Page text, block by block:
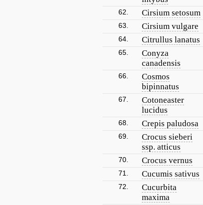
62. Cirsium setosum
63.
Cirsium vulgare
64.
Citrullus lanatus
65.
Conyza
canadensis
66.
Cosmos
bipinnatus
67.
Cotoneaster
lucidus
68. Crepis paludosa
69.
Crocus sieberi
ssp. atticus
70. Crocus vernus
71.
Cucumis sativus
72.
Cucurbita
maxima